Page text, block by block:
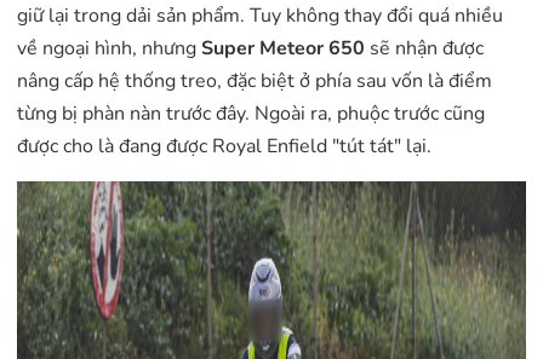
giữ lại trong dải sản phẩm. Tuy không thay đổi quá nhiều
về ngoại hình, nhưngSuper Meteor 650 sẽ nhận được
nâng cấp hệ thống treo, đặc biệt ở phía sau vốn là điểm
từng bị phàn nàn trước đây. Ngoài ra, phuộc trước cũng
được cho là đang được Royal Enfield "tút tát" lại.